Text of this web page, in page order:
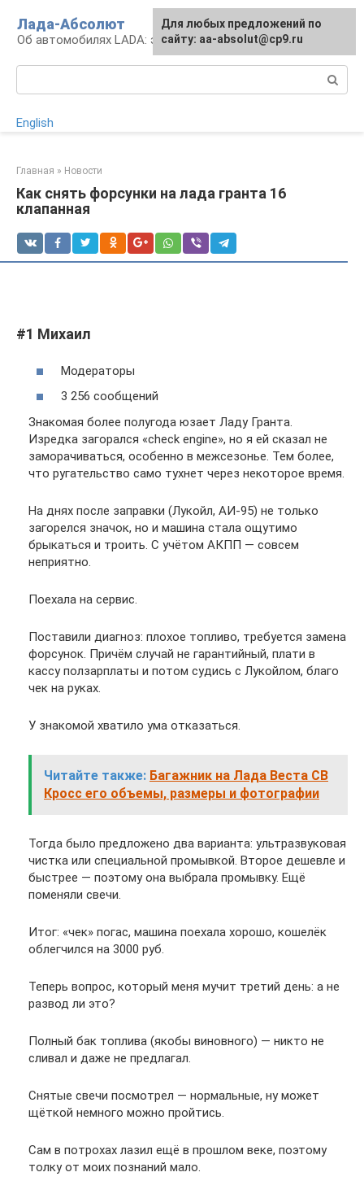
контенту
Лада-Абсолют
Об автомобилях LADA: эксплуатация и сервис
English
Главная » Новости
Как снять форсунки на лада гранта 16
клапанная
#1 Mихаил
Модераторы
3 256 сообщений
Знакомая более полугода юзает Ладу Гранта.
Изредка загорался «check engine», но я ей сказал не
заморачиваться, особенно в межсезонье. Тем более,
что ругательство само тухнет через некоторое время.
На днях после заправки (Лукойл, АИ-95) не только
загорелся значок, но и машина стала ощутимо
брыкаться и троить. С учётом АКПП — совсем
неприятно.
Поехала на сервис.
Поставили диагноз: плохое топливо, требуется замена
форсунок. Причём случай не гарантийный, плати в
кассу ползарплаты и потом судись с Лукойлом, благо
чек на руках.
У знакомой хватило ума отказаться.
Читайте также: Багажник на Лада Веста СВ
Кросс его объемы, размеры и фотографии
Тогда было предложено два варианта: ультразвуковая
чистка или специальной промывкой. Второе дешевле и
быстрее — поэтому она выбрала промывку. Ещё
поменяли свечи.
Итог: «чек» погас, машина поехала хорошо, кошелёк
облегчился на 3000 руб.
Теперь вопрос, который меня мучит третий день: а не
развод ли это?
Полный бак топлива (якобы виновного) — никто не
сливал и даже не предлагал.
Снятые свечи посмотрел — нормальные, ну может
щёткой немного можно пройтись.
Сам в потрохах лазил ещё в прошлом веке, поэтому
толку от моих познаний мало.
Для любых предложений по
сайту: aa-absolut@cp9.ru